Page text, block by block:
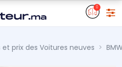
0
et prix des Voitures neuves